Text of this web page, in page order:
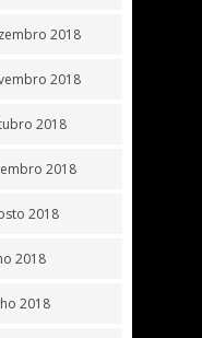
2018
2018
2018
2018
2018
2018
2018